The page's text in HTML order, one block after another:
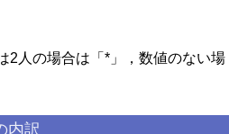
2人の場合は「*」，数値のない場
内訳